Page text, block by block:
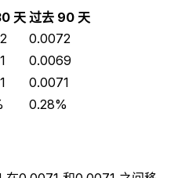
天 过去 90 天
0.0072
0.0069
0.0071
0.28%